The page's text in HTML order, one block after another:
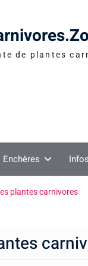
de plantes
Enchères Infos
plantes carnivores